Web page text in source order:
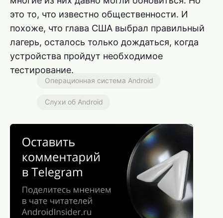
это то, что известно общественности. И
похоже, что глава США выбрал правильный
лагерь, осталось только дождаться, когда
устройства пройдут необходимое
тестирование.
Операционная система Android
Слухи об Android